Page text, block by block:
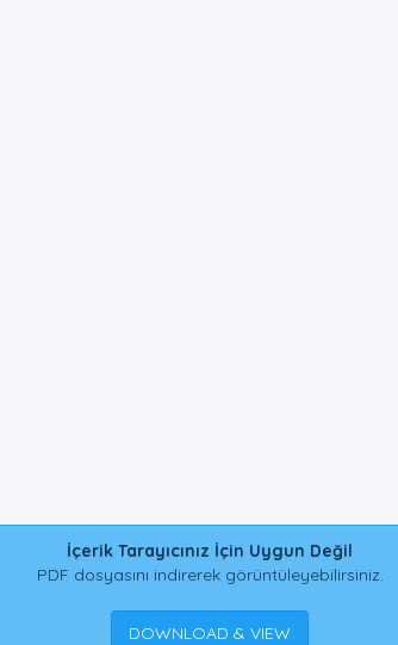
İçerik Tarayıcınız İçin Uygun Değil
PDF dosyasını indirerek görüntüleyebilirsiniz.
DOWNLOAD & VIEW